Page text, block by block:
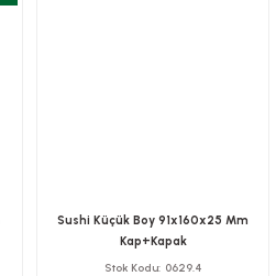
Sushi Küçük Boy 91x160x25 Mm
Kap+Kapak
Stok Kodu 0629.4